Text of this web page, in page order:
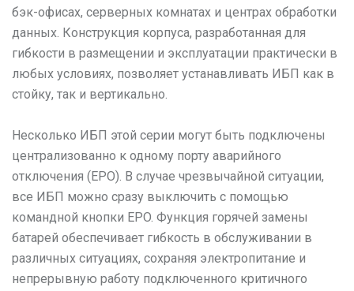
бэк-офисах, серверных комнатах и центрах обработки
данных. Конструкция корпуса, разработанная для
гибкости в размещении и эксплуатации практически в
любых условиях, позволяет устанавливать ИБП как в
стойку, так и вертикально.
Несколько ИБП этой серии могут быть подключены
централизованно к одному порту аварийного
отключения (EPO). В случае чрезвычайной ситуации,
все ИБП можно сразу выключить с помощью
командной кнопки EPO. Функция горячей замены
батарей обеспечивает гибкость в обслуживании в
различных ситуациях, сохраняя электропитание и
непрерывную работу подключенного критичного